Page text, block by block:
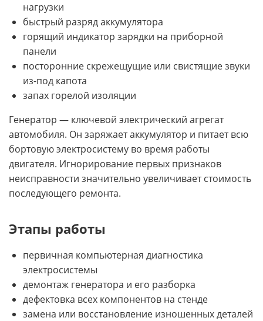
нагрузки
быстрый разряд аккумулятора
горящий индикатор зарядки на приборной
панели
посторонние скрежещущие или свистящие звуки
из-под капота
запах горелой изоляции
Генератор — ключевой электрический агрегат
автомобиля. Он заряжает аккумулятор и питает всю
бортовую электросистему во время работы
двигателя. Игнорирование первых признаков
неисправности значительно увеличивает стоимость
последующего ремонта.
Этапы работы
первичная компьютерная диагностика
электросистемы
демонтаж генератора и его разборка
дефектовка всех компонентов на стенде
замена или восстановление изношенных деталей